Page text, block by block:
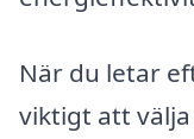
När du letar
viktigt att